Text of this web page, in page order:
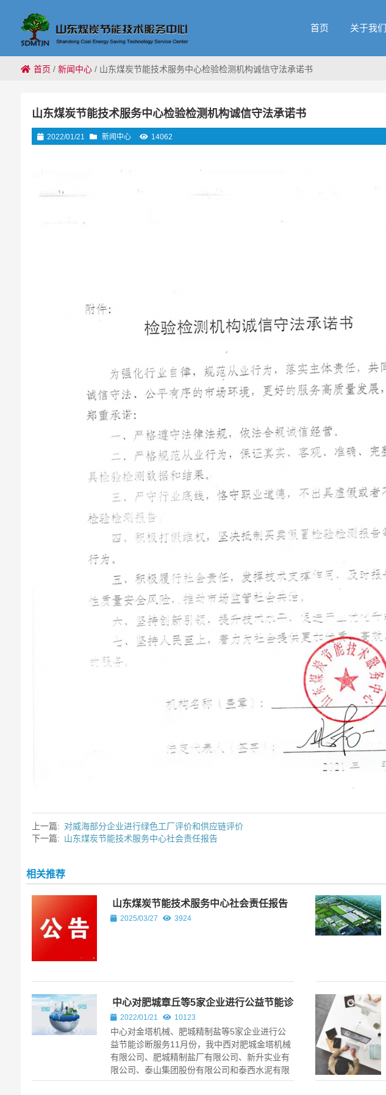
首页 关于我们
首页 / 新闻中心/ 山东煤炭节能技术服务中心检验检测机构诚信守法承诺书
山东煤炭节能技术服务中心检验检测机构诚信守法承诺书
2022/01/21 新闻中心 14062
上一篇: 对威海部分企业进行绿色工厂评价和供应链评价
下一篇: 山东煤炭节能技术服务中心社会责任报告
相关推荐
山东煤炭节能技术服务中心社会责任报告
2025/03/27 3924
中心对肥城章丘等5家企业进行公益节能诊
断 2022/01/21 10123
中心对金塔机械、肥城精制盐等5家企业进行公
益节能诊断服务11月份，我中西对肥城金塔机械
有限公司、肥城精制盐厂有限公司、新升实业有
限公司、泰山集团股份有限公司和泰西水泥有限
公司五家单位进行公益节能诊断...